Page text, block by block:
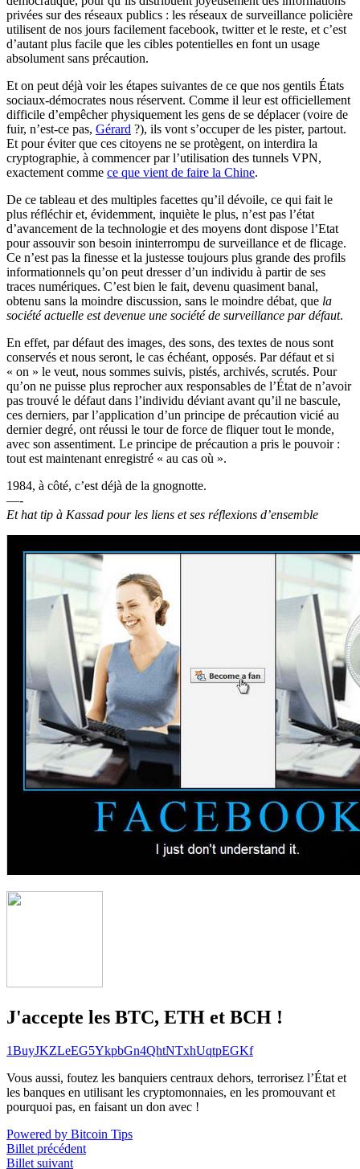
privées sur des réseaux publics : les réseaux de surveillance policière
utilisent de nos jours facilement facebook, twitter et le reste, et c’est
d’autant plus facile que les cibles potentielles en font un usage
absolument sans précaution.
Et on peut déjà voir les étapes suivantes de ce que nos gentils États
sociaux-démocrates nous réservent. Comme il leur est officiellement
difficile d’empêcher physiquement les gens de se déplacer (voire de
fuir, n’est-ce pas, Gérard ?), ils vont s’occuper de les pister, partout.
Et pour éviter que ces citoyens ne se protègent, on interdira la
cryptographie, à commencer par l’utilisation des tunnels VPN,
exactement comme ce que vient de faire la Chine.
De ce tableau et des multiples facettes qu’il dévoile, ce qui fait le
plus réfléchir et, évidemment, inquiète le plus, n’est pas l’état
d’avancement de la technologie et des moyens dont dispose l’Etat
pour assouvir son besoin ininterrompu de surveillance et de flicage.
Ce n’est pas la finesse et la justesse toujours plus grande des profils
informationnels qu’on peut dresser d’un individu à partir de ses
traces numériques. C’est bien le fait, devenu quasiment banal,
obtenu sans la moindre discussion, sans le moindre débat, que la
société actuelle est devenue une société de surveillance par défaut.
En effet, par défaut des images, des sons, des textes de nous sont
conservés et nous seront, le cas échéant, opposés. Par défaut et si
« on » le veut, nous sommes suivis, pistés, archivés, scrutés. Pour
qu’on ne puisse plus reprocher aux responsables de l’État de n’avoir
pas trouvé le défaut dans l’individu déviant avant qu’il ne bascule,
ces derniers, par l’application d’un principe de précaution vicié au
dernier degré, ont réussi le tour de force de fliquer tout le monde,
avec son assentiment. Le principe de précaution a pris le pouvoir :
tout est maintenant enregistré « au cas où ».
1984, à côté, c’est déjà de la gnognotte.
—-
Et hat tip à Kassad pour les liens et ses réflexions d’ensemble
J'accepte les BTC, ETH et BCH !
1BuyJKZLeEG5YkpbGn4QhtNTxhUqtpEGKf
Vous aussi, foutez les banquiers centraux dehors, terrorisez l’État et
les banques en utilisant les cryptomonnaies, en les promouvant et
pourquoi pas, en faisant un don avec !
Powered by Bitcoin Tips
Billet précédent
Billet suivant